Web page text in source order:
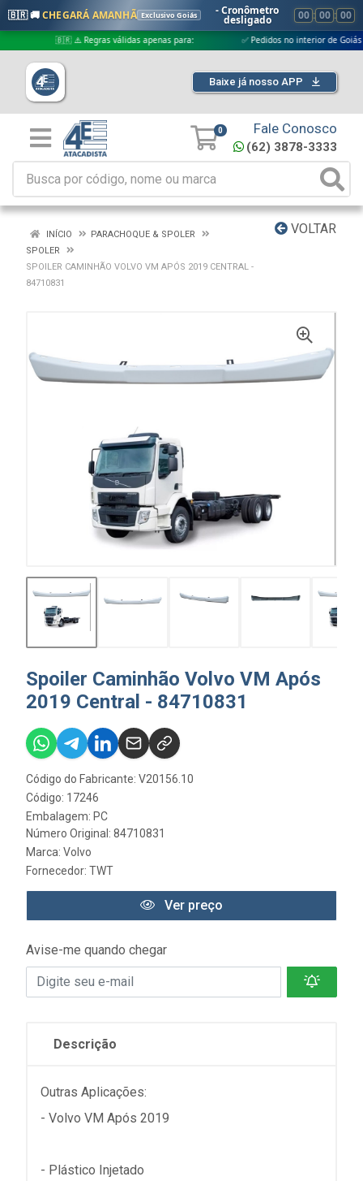
🇧🇷 🚚CHEGARÁ AMANHÃ Exclusivo Goiás - Cronômetro
desligado 00 : 00 : 00
🇧🇷 ⚠️ Regras válidas apenas para: ✅ Pedidos no interior de Goiás
Baixe já nosso APP
0 Fale Conosco
(62) 3878-3333
VOLTAR
INÍCIO
PARACHOQUE & SPOLER
SPOLER
SPOILER CAMINHÃO VOLVO VM APÓS 2019 CENTRAL -
84710831
Spoiler Caminhão Volvo VM Após
2019 Central - 84710831
Código do Fabricante: V20156.10
Código: 17246
Embalagem: PC
Número Original: 84710831
Marca: Volvo
Fornecedor: TWT
Ver preço
Avise-me quando chegar
Descrição
Outras Aplicações:
- Volvo VM Após 2019
- Plástico Injetado